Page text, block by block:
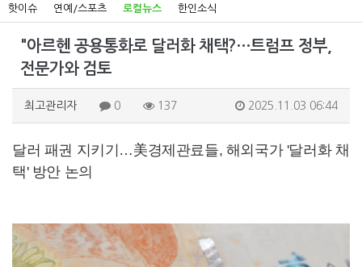
핫이슈 연예/스포츠 로컬뉴스 한인소식
"아르헨 공용통화로 달러화 채택?…트럼프 정부,
전문가와 검토
최고관리자 0 137 2025.11.03 06:44
달러 패권 지키기…美경제관료들, 해외국가 '달러화 채
택' 방안 논의